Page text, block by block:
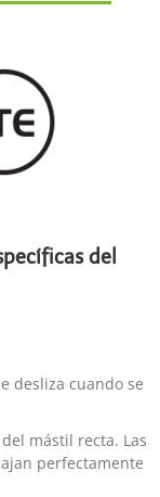
del
desliza cuando se
mástil recta. Las
perfectamente